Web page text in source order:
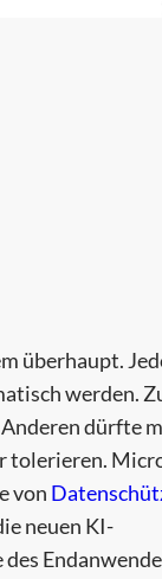
überhaupt.
werden.
dürfte
tolerieren.
von
neuen KI-